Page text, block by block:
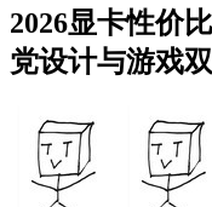
2026显卡性价
党设计与游戏